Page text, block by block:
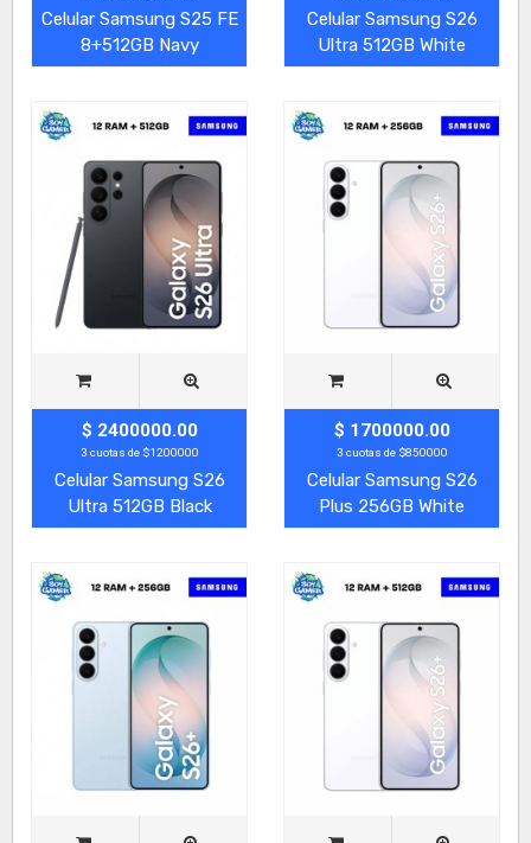
Celular Samsung S25 FE
8+512GB Navy
Celular Samsung S26
Ultra 512GB White
$ 2400000.00
3 cuotas de $1200000
Celular Samsung S26
Ultra 512GB Black
$ 1700000.00
3 cuotas de $850000
Celular Samsung S26
Plus 256GB White